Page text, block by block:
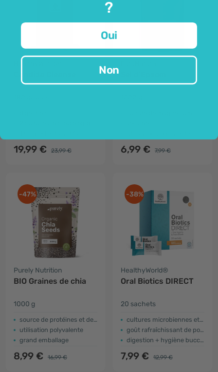
19,99 € 23,99 € 6,99 € 7,99 €
-47%
Purely Nutrition
BIO Graines de chia
1000 g
source de protéines et de fibres
utilisation polyvalente
grand emballage
8,99 € 16,99 €
-38%
HealthyWorld®
Oral Biotics DIRECT
20 sachets
cultures microbiennes et inuline
goût rafraîchissant de pomme
digestion + hygiène buccale + haleine fraîche
7,99 € 12,99 €
?
Oui
Non